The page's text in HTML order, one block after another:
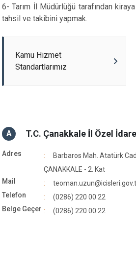
6- Tarım İl Müdürlüğü tarafından
tahsil ve takibini yapmak.
Kamu Hizmet
Standartlarımız
A T.C. Çanakkale İl Özel
Adres
Barbaros Mah. Atatürk
ÇANAKKALE - 2. Kat
Mail
Telefon
(0286) 220 00 22
Belge Geçer
(0286) 220 00 22